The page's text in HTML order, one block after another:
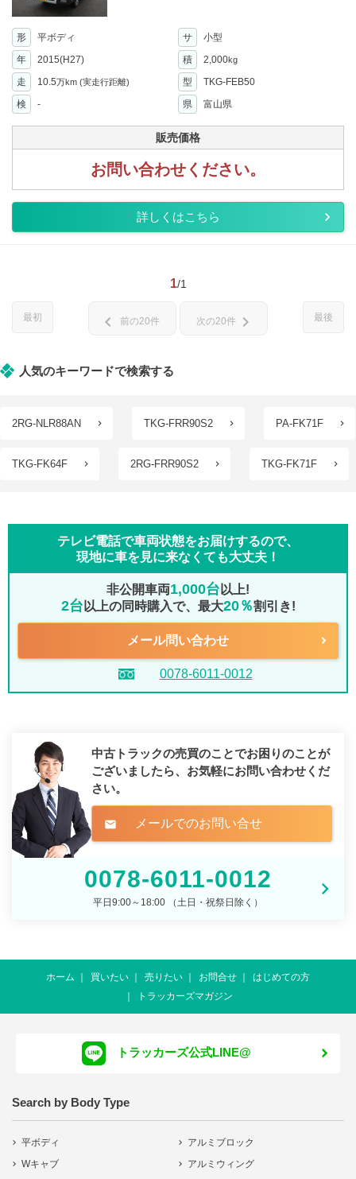
形 平ボディ サ
小型
年
2015(H27) 積 2,000kg
走 10.5万km (実走行距離) 型
TKG-FEB50
検
- 県 富山県
販売価格
お問い合わせください。
詳しくはこちら
1/1
最初 最後
chevron_left 前の20件 次の20件 chevron_right
人気のキーワードで検索する
2RG-NLR88AN TKG-FRR90S2 PA-FK71F
TKG-FK64F 2RG-FRR90S2 TKG-FK71F
テレビ電話で車両状態をお届けするので、
現地に車を見に来なくても大丈夫！
非公開車両1,000台 以上!
2台 以上の同時購入で、最大20％割引き!
メール問い合わせ
0078-6011-0012
中古トラックの売買のことでお困りのことが
ございましたら、 お気軽にお問い合わせくだ
さい。
mail メールでのお問い合せ
0078-6011-0012
平日9:00～18:00 （土日・祝祭日除く）
ホーム 買いたい 売りたい お問合せ
はじめての方
トラッカーズマガジン
トラッカーズ公式LINE@
Search by Body Type
平ボディ
アルミブロック
Wキャブ
アルミウィング